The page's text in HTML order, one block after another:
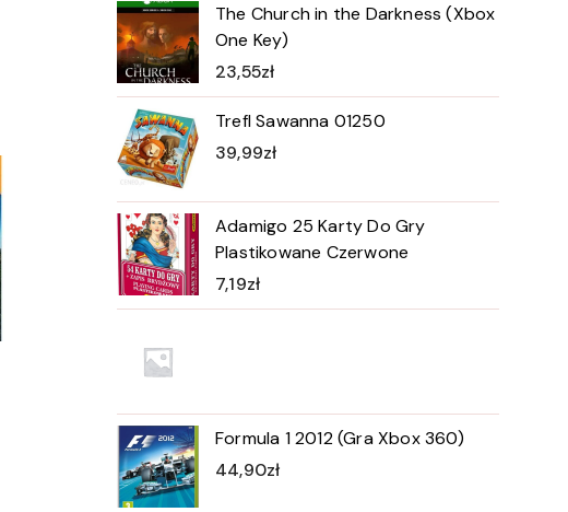
The Church in the Darkness (Xbox
One Key)
23,55zł
Trefl Sawanna 01250
39,99zł
Adamigo 25 Karty Do Gry
Plastikowane Czerwone
7,19zł
Formula 1 2012 (Gra Xbox 360)
44,90zł